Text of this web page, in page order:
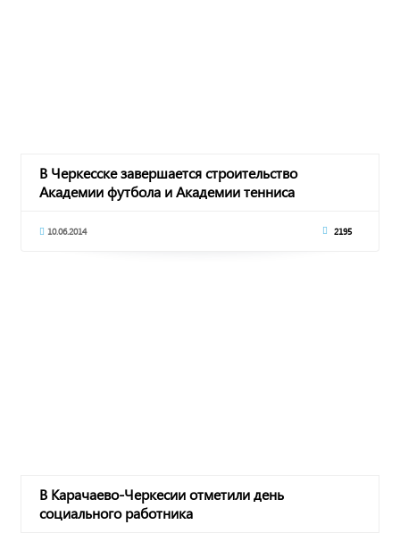
В Черкесске завершается строительство
Академии футбола и Академии тенниса
10.06.2014 2195
В Карачаево-Черкесии отметили день
социального работника